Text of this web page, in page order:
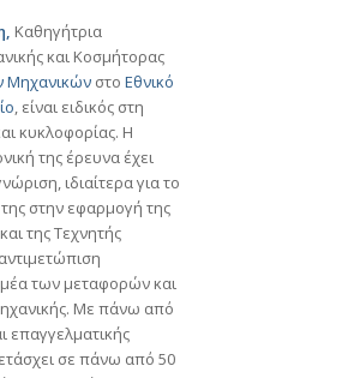
Καθηγήτρια
και Κοσμήτορας
Μηχανικώνστο Εθνικό
, είναι ειδικός στη
κυκλοφορίας. Η
της έρευνα έχει
ιδιαίτερα για το
στην εφαρμογή της
της Τεχνητής
των μεταφορών και
Με πάνω από
επαγγελματικής
σε πάνω από 50